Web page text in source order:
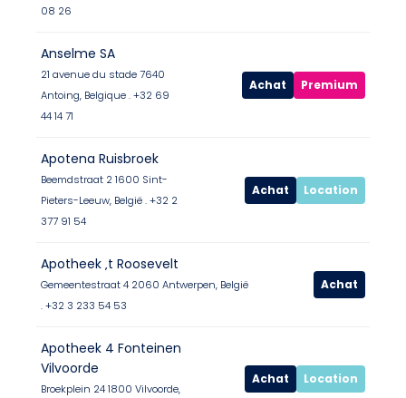
08 26
Anselme SA
21 avenue du stade 7640
Antoing, Belgique . +32 69
44 14 71
Achat Premium
Apotena Ruisbroek
Beemdstraat 2 1600 Sint-
Pieters-Leeuw, België . +32 2
377 91 54
Achat Location
Apotheek ‚t Roosevelt
Gemeentestraat 4 2060 Antwerpen, België
. +32 3 233 54 53
Achat
Apotheek 4 Fonteinen
Vilvoorde
Broekplein 24 1800 Vilvoorde,
Achat Location